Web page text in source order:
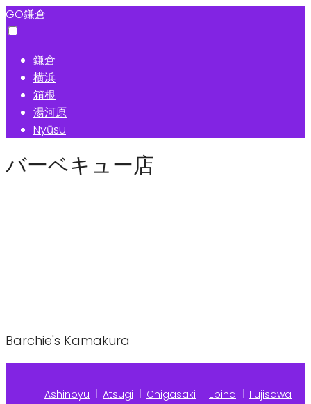
GO鎌倉
鎌倉
横浜
箱根
湯河原
Nyūsu
バーベキュー店
Barchie's Kamakura
Ashinoyu Atsugi Chigasaki Ebina
Fujisawa